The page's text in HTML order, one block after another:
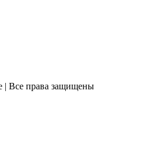
| Все права защищены